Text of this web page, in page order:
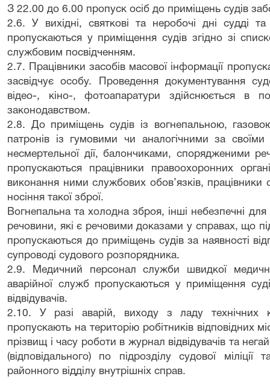
З 22.00 до 6.00 пропуск осіб до приміщень судів
2.6. У вихідні, святкові та неробочі дні судді
пропускаються у приміщення судів згідно зі
службовим посвідченням.
2.7. Працівники засобів масової інформації
засвідчує особу. Проведення документування
відео-, кіно-, фотоапаратури здійснюється в
законодавством.
2.8. До приміщень судів із вогнепальною,
патронів із гумовими чи аналогічними за
несмертельної дії, балончиками, спорядженими
пропускаються працівники правоохоронних
виконання ними службових обов’язків, працівники
носіння такої зброї.
Вогнепальна та холодна зброя, інші небезпечні
речовини, які є речовими доказами у справах, що
пропускаються до приміщень судів за наявності
супроводі судового розпорядника.
2.9. Медичний персонал служби швидкої
аварійної служб пропускаються у приміщення
відвідувачів.
2.10. У разі аварій, виходу з ладу технічних
пропускають на територію робітників відповідних
прізвищ і часу роботи в журнал відвідувачів та
(відповідального) по підрозділу судової міліції
районного відділу внутрішніх справ.